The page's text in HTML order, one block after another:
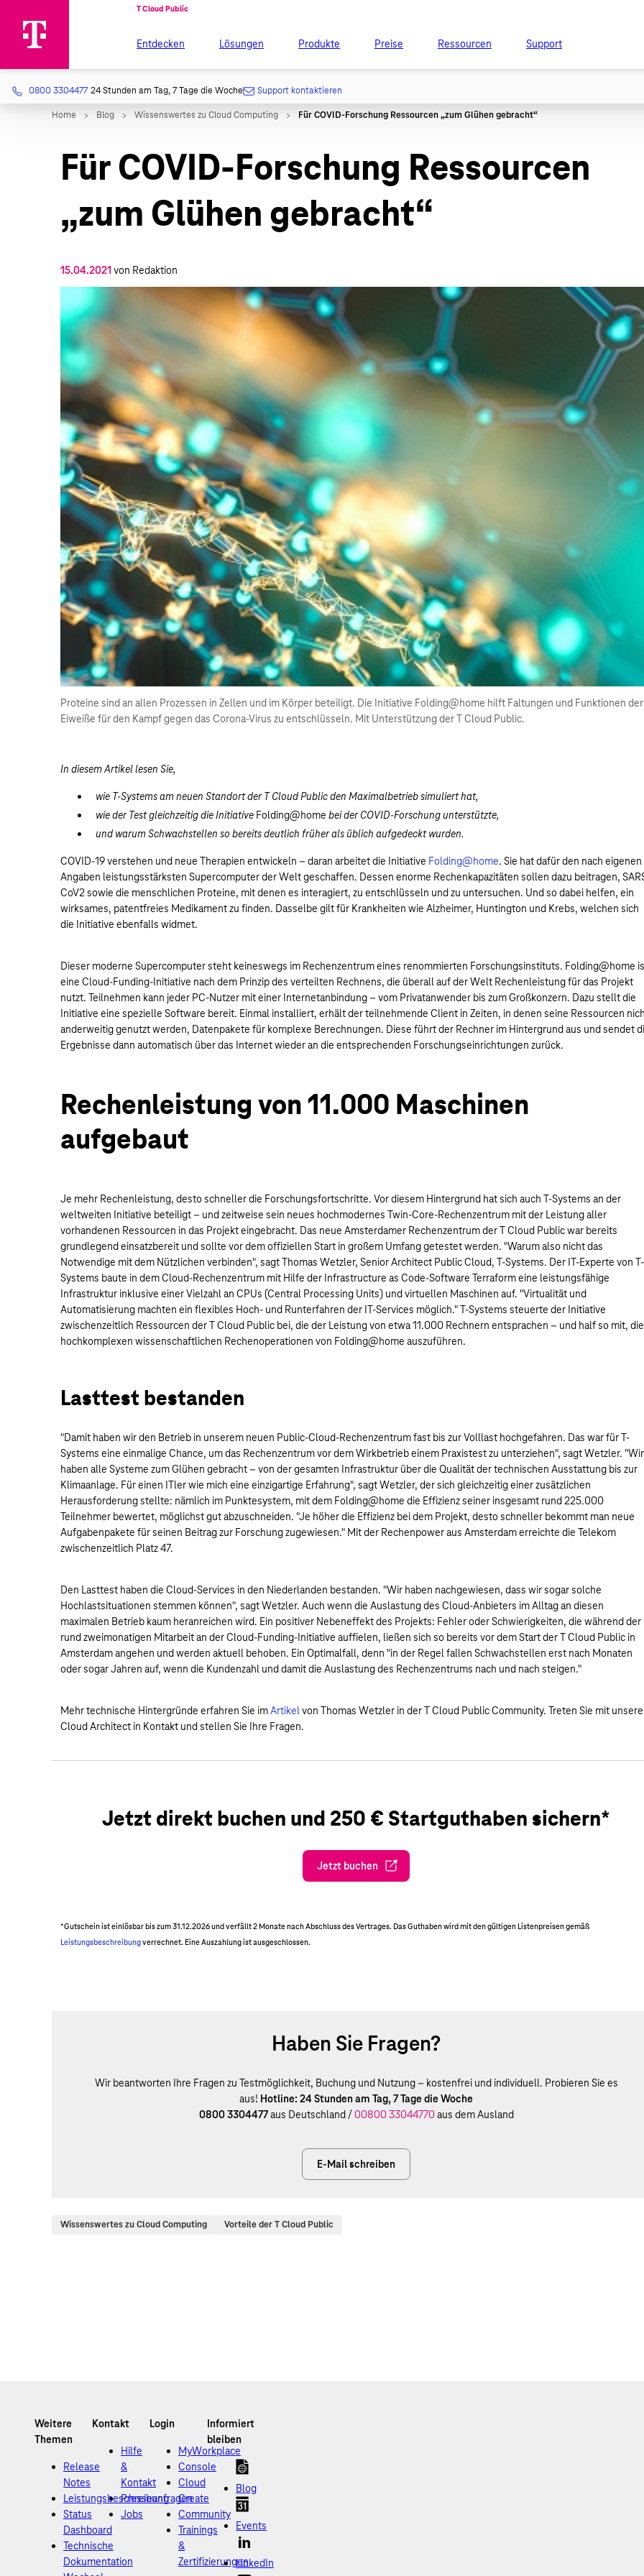
Entdecken Lösungen Produkte Preise Ressourcen Support
0800 3304477 24 Stunden am Tag, 7 Tage die Woche Support kontaktieren
Für COVID-Forschung Ressourcen
„zum Glühen gebracht“
15.04.2021 von Redaktion
Proteine sind an allen Prozessen in Zellen und im Körper beteiligt. Die Initiative Folding@home hilft Faltungen und Funktionen der
Eiweiße für den Kampf gegen das Corona-Virus zu entschlüsseln. Mit Unterstützung der T Cloud Public.
In diesem Artikel lesen Sie,
wie T-Systems am neuen Standort der T Cloud Public den Maximalbetrieb simuliert hat,
wie der Test gleichzeitig die Initiative Folding@home bei der COVID-Forschung unterstützte,
und warum Schwachstellen so bereits deutlich früher als üblich aufgedeckt wurden.
COVID-19 verstehen und neue Therapien entwickeln – daran arbeitet die Initiative Folding@home. Sie hat dafür den nach eigenen
Angaben leistungsstärksten Supercomputer der Welt geschaffen. Dessen enorme Rechenkapazitäten sollen dazu beitragen,
CoV2 sowie die menschlichen Proteine, mit denen es interagiert, zu entschlüsseln und zu untersuchen. Und so dabei helfen, ein
wirksames, patentfreies Medikament zu finden. Dasselbe gilt für Krankheiten wie Alzheimer, Huntington und Krebs, welchen sich
die Initiative ebenfalls widmet.
Dieser moderne Supercomputer steht keineswegs im Rechenzentrum eines renommierten Forschungsinstituts. Folding@home
eine Cloud-Funding-Initiative nach dem Prinzip des verteilten Rechnens, die überall auf der Welt Rechenleistung für das Projekt
nutzt. Teilnehmen kann jeder PC-Nutzer mit einer Internetanbindung – vom Privatanwender bis zum Großkonzern. Dazu stellt die
Initiative eine spezielle Software bereit. Einmal installiert, erhält der teilnehmende Client in Zeiten, in denen seine Ressourcen
anderweitig genutzt werden, Datenpakete für komplexe Berechnungen. Diese führt der Rechner im Hintergrund aus und sendet
Ergebnisse dann automatisch über das Internet wieder an die entsprechenden Forschungseinrichtungen zurück.
Rechenleistung von 11.000 Maschinen
aufgebaut
Je mehr Rechenleistung, desto schneller die Forschungsfortschritte. Vor diesem Hintergrund hat sich auch T-Systems an der
weltweiten Initiative beteiligt – und zeitweise sein neues hochmodernes Twin-Core-Rechenzentrum mit der Leistung aller
vorhandenen Ressourcen in das Projekt eingebracht. Das neue Amsterdamer Rechenzentrum der T Cloud Public war bereits
grundlegend einsatzbereit und sollte vor dem offiziellen Start in großem Umfang getestet werden. "Warum also nicht das
Notwendige mit dem Nützlichen verbinden", sagt Thomas Wetzler, Senior Architect Public Cloud, T-Systems. Der IT-Experte von T-
Systems baute in dem Cloud-Rechenzentrum mit Hilfe der Infrastructure as Code-Software Terraform eine leistungsfähige
Infrastruktur inklusive einer Vielzahl an CPUs (Central Processing Units) und virtuellen Maschinen auf. "Virtualität und
Automatisierung machten ein flexibles Hoch- und Runterfahren der IT-Services möglich." T-Systems steuerte der Initiative
zwischenzeitlich Ressourcen der T Cloud Public bei, die der Leistung von etwa 11.000 Rechnern entsprachen – und half so mit, die
hochkomplexen wissenschaftlichen Rechenoperationen von Folding@home auszuführen.
Lasttest bestanden
"Damit haben wir den Betrieb in unserem neuen Public-Cloud-Rechenzentrum fast bis zur Volllast hochgefahren. Das war für T-
Systems eine einmalige Chance, um das Rechenzentrum vor dem Wirkbetrieb einem Praxistest zu unterziehen", sagt Wetzler. "Wir
haben alle Systeme zum Glühen gebracht – von der gesamten Infrastruktur über die Qualität der technischen Ausstattung bis zur
Klimaanlage. Für einen ITler wie mich eine einzigartige Erfahrung", sagt Wetzler, der sich gleichzeitig einer zusätzlichen
Herausforderung stellte: nämlich im Punktesystem, mit dem Folding@home die Effizienz seiner insgesamt rund 225.000
Teilnehmer bewertet, möglichst gut abzuschneiden. "Je höher die Effizienz bei dem Projekt, desto schneller bekommt man neue
Aufgabenpakete für seinen Beitrag zur Forschung zugewiesen." Mit der Rechenpower aus Amsterdam erreichte die Telekom
zwischenzeitlich Platz 47.
Den Lasttest haben die Cloud-Services in den Niederlanden bestanden. "Wir haben nachgewiesen, dass wir sogar solche
Hochlastsituationen stemmen können", sagt Wetzler. Auch wenn die Auslastung des Cloud-Anbieters im Alltag an diesen
maximalen Betrieb kaum heranreichen wird. Ein positiver Nebeneffekt des Projekts: Fehler oder Schwierigkeiten, die während der
rund zweimonatigen Mitarbeit an der Cloud-Funding-Initiative auffielen, ließen sich so bereits vor dem Start der T Cloud Public in
Amsterdam angehen und werden aktuell behoben. Ein Optimalfall, denn "in der Regel fallen Schwachstellen erst nach Monaten
oder sogar Jahren auf, wenn die Kundenzahl und damit die Auslastung des Rechenzentrums nach und nach steigen."
Mehr technische Hintergründe erfahren Sie imArtikelvon Thomas Wetzler in der T Cloud Public Community. Treten Sie mit
Cloud Architect in Kontakt und stellen Sie Ihre Fragen.
Jetzt direkt buchen und 250 € Startguthaben sichern*
Jetzt buchen
*Gutschein ist einlösbar bis zum 31.12.2026 und verfällt 2 Monate nach Abschluss des Vertrages. Das Guthaben wird mit den gültigen Listenpreisen gemäß
Leistungsbeschreibungverrechnet. Eine Auszahlung ist ausgeschlossen.
Haben Sie Fragen?
Wir beantworten Ihre Fragen zu Testmöglichkeit, Buchung und Nutzung – kostenfrei und individuell. Probieren Sie es
aus! Hotline: 24 Stunden am Tag, 7 Tage die Woche
0800 3304477aus Deutschland / 00800 33044770 aus dem Ausland
E-Mail schreiben
Wissenswertes zu Cloud Computing Vorteile der T Cloud Public
Release
Notes
Leistungsbeschreibung
Status
Dashboard
Technische
Dokumentation
Hilfe
&
Kontakt
Presseanfragen
Jobs
MyWorkplace
Console
Cloud
Create
Community
Trainings
&
Zertifizierungen
Blog
Events
LinkedIn